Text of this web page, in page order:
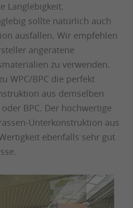
Langlebigkeit.
sollte natürlich auch
ausfallen. Wir empfehlen
angeratene
zu verwenden.
WPC/BPC die perfekt
aus demselben
BPC. Der hochwertige
Unterkonstruktion aus
ebenfalls sehr gut